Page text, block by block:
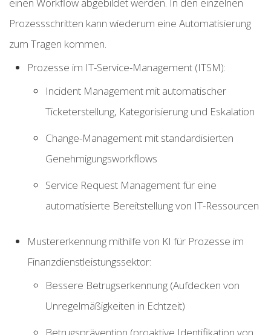
Prozessschritten kann wiederum eine Automatisierung
zum Tragen kommen.
Prozesse im IT-Service-Management (ITSM):
Incident Management mit automatischer
Ticketerstellung, Kategorisierung und Eskalation
Change-Management mit standardisierten
Genehmigungsworkflows
Service Request Management für eine
automatisierte Bereitstellung von IT-Ressourcen
Mustererkennung mithilfe von KI für Prozesse im
Finanzdienstleistungssektor:
Bessere Betrugserkennung (Aufdecken von
Unregelmäßigkeiten in Echtzeit)
Betrugsprävention (proaktive Identifikation von